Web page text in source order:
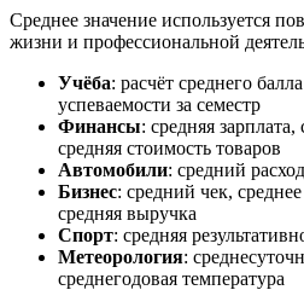
Среднее значение используется
жизни и профессиональной
Учёба: расчёт среднего
успеваемости за семестр
Финансы: средняя
средняя стоимость товаров
Автомобили: средний
Бизнес: средний чек,
средняя выручка
Спорт: средняя
Метеорология:
среднегодовая температура